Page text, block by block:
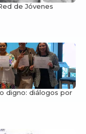
de Jóvenes
digno: diálogos por